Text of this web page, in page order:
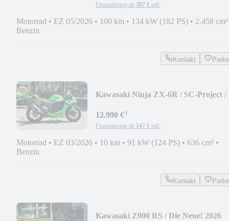
Finanzierung ab 307 € mtl.
Motorrad • EZ 05/2026 • 100 km • 134 kW (182 PS) • 2.458 cm³
Benzin
Kontakt
Kawasaki Ninja ZX-6R / SC-Project /
12.990 €¹
Finanzierung ab 147 € mtl.
Motorrad • EZ 03/2026 • 10 km • 91 kW (124 PS) • 636 cm³ •
Benzin
Kontakt
Kawasaki Z900 RS / Die Neue! 2026